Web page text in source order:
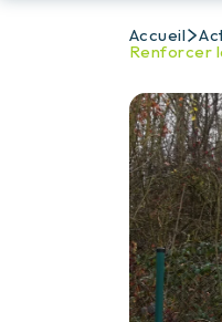
Accueil
Renforcer